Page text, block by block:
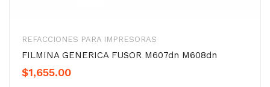
REFACCIONES PARA IMPRESORAS
FILMINA GENERICA FUSOR M607dn M608dn
$1,655.00